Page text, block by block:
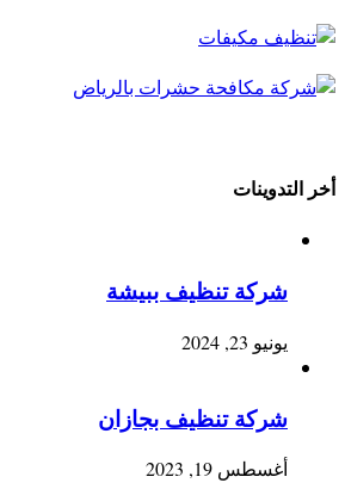
أخر التدوينات
شركة تنظيف ببيشة
يونيو 23, 2024
شركة تنظيف بجازان
أغسطس 19, 2023